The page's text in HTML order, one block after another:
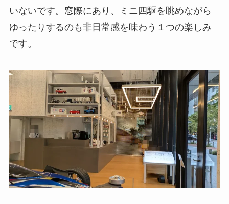
いないです。窓際にあり、ミニ四駆を眺めながら
ゆったりするのも非日常感を味わう１つの楽しみ
です。